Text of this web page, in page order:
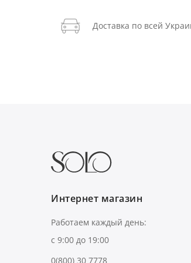
Доставка по всей
Интернет магазин
Работаем каждый день:
с 9:00 до 19:00
0(800) 30 7778